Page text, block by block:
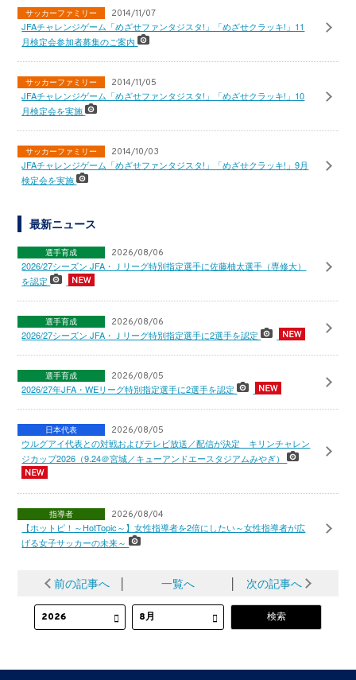
サッカーファミリー 2014/11/07
JFAチャレンジゲーム「めざせファンタジスタ!」「めざせクラッキ!」11
月検定会参加者募集のご案内
サッカーファミリー 2014/11/05
JFAチャレンジゲーム「めざせファンタジスタ!」「めざせクラッキ!」10
月検定会を実施
サッカーファミリー 2014/10/03
JFAチャレンジゲーム「めざせファンタジスタ!」「めざせクラッキ!」9月
検定会を実施
最新ニュース
選手育成 2026/08/06
2026/27シーズン JFA・Ｊリーグ特別指定選手に佐藤柚太選手（専修大）
を認定
選手育成 2026/08/06
2026/27シーズン JFA・Ｊリーグ特別指定選手に2選手を認定
選手育成 2026/08/05
2026/27年JFA・WEリーグ特別指定選手に2選手を認定
日本代表 2026/08/05
ウルグアイ代表との対戦およびテレビ放送／配信が決定 キリンチャレン
ジカップ2026（9.24＠宮城／キューアンドエースタジアムみやぎ）
指導者 2026/08/04
【ホットピ！～HotTopic～】女性指導者を2倍にしたい～女性指導者が広
げる女子サッカーの未来～
前の記事へ │ 一覧へ │ 次の記事へ